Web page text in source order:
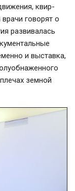
квир-
говорят о
развивалась
и выставка,
земной